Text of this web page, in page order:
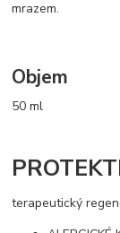
mrazem.
Objem
50 ml
terapeutický